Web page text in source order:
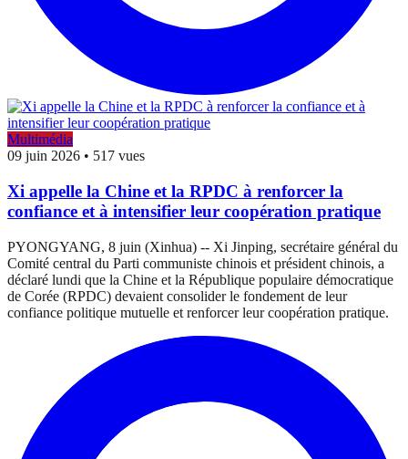
Multimédia
09 juin 2026 • 517 vues
Xi appelle la Chine et la RPDC à renforcer la
confiance et à intensifier leur coopération pratique
PYONGYANG, 8 juin (Xinhua) -- Xi Jinping, secrétaire général du
Comité central du Parti communiste chinois et président chinois, a
déclaré lundi que la Chine et la République populaire démocratique
de Corée (RPDC) devaient consolider le fondement de leur
confiance politique mutuelle et renforcer leur coopération pratique.